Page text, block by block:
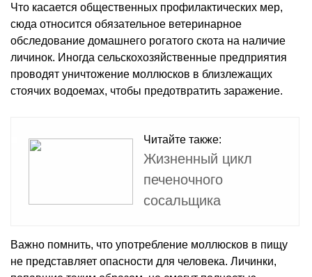
Что касается общественных профилактических мер,
сюда относится обязательное ветеринарное
обследование домашнего рогатого скота на наличие
личинок. Иногда сельскохозяйственные предприятия
проводят уничтожение моллюсков в близлежащих
стоячих водоемах, чтобы предотвратить заражение.
Читайте также:
Жизненный цикл
печеночного
сосальщика
Важно помнить, что употребление моллюсков в пищу
не представляет опасности для человека. Личинки,